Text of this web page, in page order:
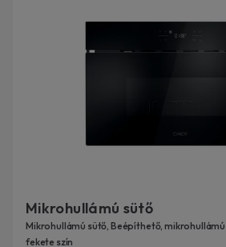
Mikrohullámú sütő
Mikrohullámú sütő, Beépíthető, mikrohullámú
fekete szín